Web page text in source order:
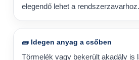
elegendő lehet a rendszerzavarhoz.
🧱 Idegen anyag a csőben
Törmelék vagy bekerült akadály is